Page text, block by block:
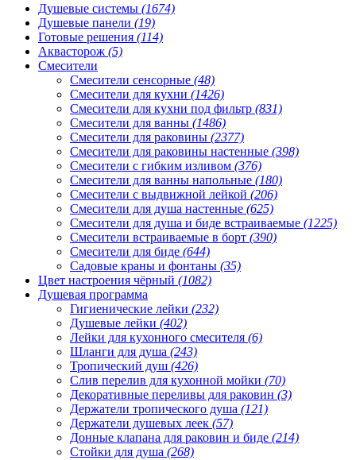
Душевые системы (1674)
Душевые панели (19)
Готовые решения (114)
Аквасторож (5)
Смесители
Смесители сенсорные (48)
Смесители для кухни (1426)
Смесители для кухни под фильтр (831)
Смесители для ванны (1486)
Смесители для раковины (2377)
Смесители для раковины настенные (398)
Смесители с гибким изливом (376)
Смесители для ванны напольные (180)
Смесители с выдвижной лейкой (206)
Смесители для душа настенные (625)
Смесители для душа и биде встраиваемые (1225)
Смесители встраиваемые в борт (390)
Смесители для биде (644)
Садовые краны и фонтаны (35)
Цвет настроения чёрный (1082)
Душевая программа
Гигиенические лейки (232)
Душевые лейки (402)
Лейки для кухонного смесителя (6)
Шланги для душа (243)
Тропический душ (426)
Слив перелив для кухонной мойки (70)
Декоративные переливы для раковин (3)
Держатели тропического душа (121)
Держатели душевых леек (57)
Донные клапана для раковин и биде (214)
Стойки для душа (268)